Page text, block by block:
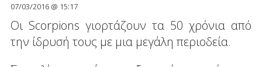
07/03/2016 @ 15:17
Oι Scorpions γιορτάζουν τα 50 χρόνια από
την ίδρυσή τους με μια μεγάλη περιοδεία.